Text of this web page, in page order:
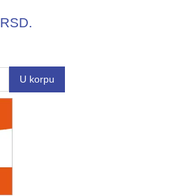
RSD.
U korpu